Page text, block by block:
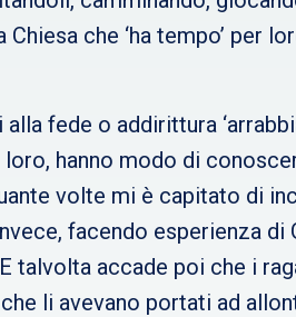
che ‘ha tempo’ per
fede o addirittura
hanno modo di
volte mi è capitato di
facendo esperienza di
talvolta accade poi che i
li avevano portati ad